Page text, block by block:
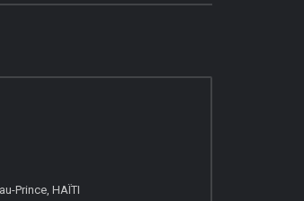
Prince, HAÏTI